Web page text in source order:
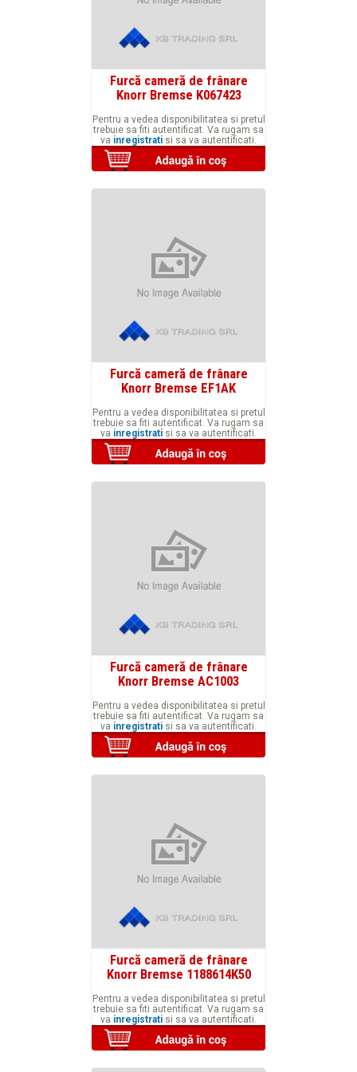
Furcă cameră de frânare
Knorr Bremse K067423
Pentru a vedea disponibilitatea si pretul
trebuie sa fiti autentificat. Va rugam sa
va inregistrati si sa va autentificati.
Furcă cameră de frânare
Knorr Bremse EF1AK
Pentru a vedea disponibilitatea si pretul
trebuie sa fiti autentificat. Va rugam sa
va inregistrati si sa va autentificati.
Furcă cameră de frânare
Knorr Bremse AC1003
Pentru a vedea disponibilitatea si pretul
trebuie sa fiti autentificat. Va rugam sa
va inregistrati si sa va autentificati.
Furcă cameră de frânare
Knorr Bremse 1188614K50
Pentru a vedea disponibilitatea si pretul
trebuie sa fiti autentificat. Va rugam sa
va inregistrati si sa va autentificati.